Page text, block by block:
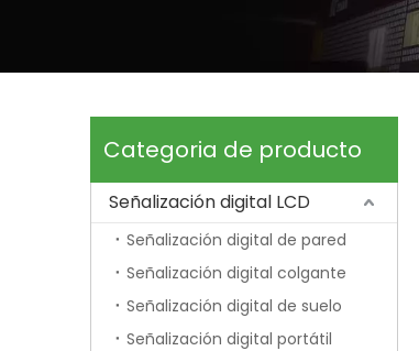
Categoria de producto
Señalización digital LCD
Señalización digital de pared
Señalización digital colgante
Señalización digital de suelo
Señalización digital portátil